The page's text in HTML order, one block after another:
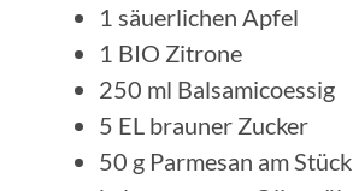
1 säuerlichen Apfel
1 BIO Zitrone
250 ml Balsamicoessig
5 EL brauner Zucker
50 g Parmesan am Stück